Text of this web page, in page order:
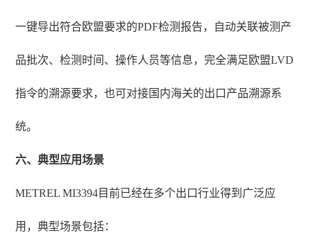
一键导出符合欧盟要求的PDF检测报告，自动关联被测产
品批次、检测时间、操作人员等信息，完全满足欧盟LVD
指令的溯源要求，也可对接国内海关的出口产品溯源系
统。
六、典型应用场景
METREL MI3394目前已经在多个出口行业得到广泛应
用，典型场景包括：